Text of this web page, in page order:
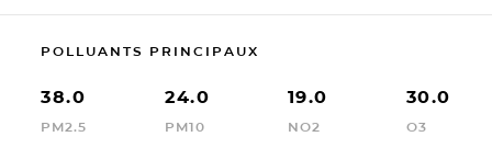
POLLUANTS PRINCIPAUX
38.0
PM2.5
24.0
PM10
19.0
NO2
30.0
O3